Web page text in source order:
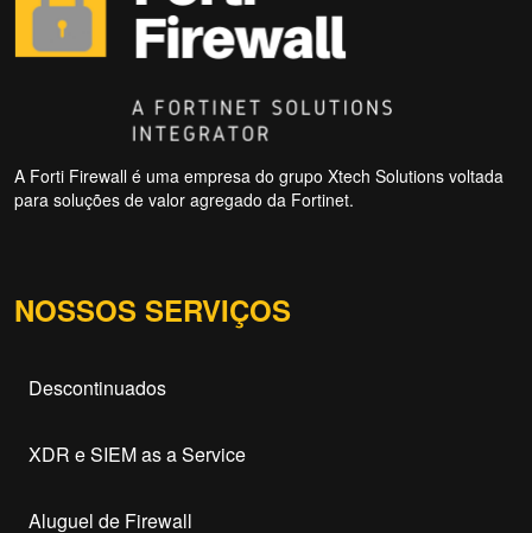
A Forti Firewall é uma empresa do grupo Xtech Solutions voltada
para soluções de valor agregado da Fortinet.
NOSSOS SERVIÇOS
Descontinuados
XDR e SIEM as a Service
Aluguel de Firewall